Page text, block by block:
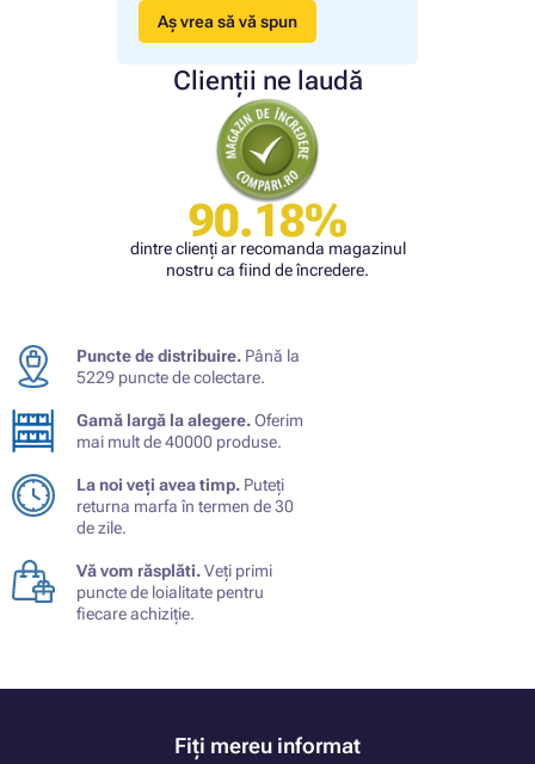
Aș vrea să vă spun
Clienții ne laudă
90.18%
dintre clienți ar recomanda magazinul
nostru ca fiind de încredere.
Puncte de distribuire. Până la
5229 puncte de colectare.
Gamă largă la alegere.Oferim
mai mult de 40000 produse.
La noi veți avea timp. Puteți
returna marfa în termen de 30
de zile.
Vă vom răsplăti.Veți primi
puncte de loialitate pentru
fiecare achiziție.
Fiți mereu informat